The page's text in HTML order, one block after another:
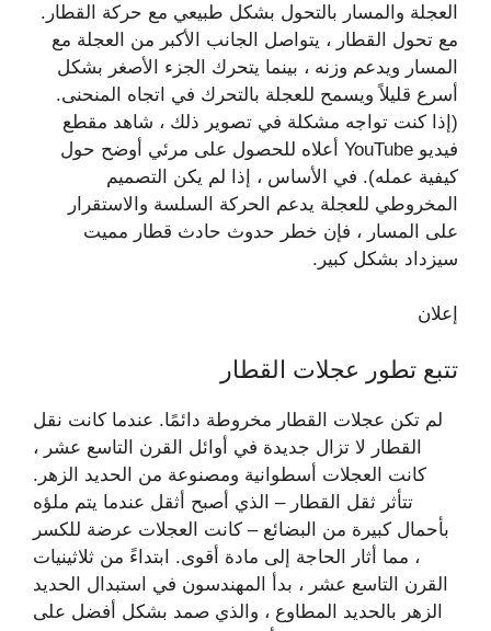
العجلة والمسار بالتحول بشكل طبيعي مع حركة القطار.
مع تحول القطار ، يتواصل الجانب الأكبر من العجلة مع
المسار ويدعم وزنه ، بينما يتحرك الجزء الأصغر بشكل
أسرع قليلاً ويسمح للعجلة بالتحرك في اتجاه المنحنى.
(إذا كنت تواجه مشكلة في تصوير ذلك ، شاهد مقطع
فيديو YouTube أعلاه للحصول على مرئي أوضح حول
كيفية عمله). في الأساس ، إذا لم يكن التصميم
المخروطي للعجلة يدعم الحركة السلسة والاستقرار
على المسار ، فإن خطر حدوث حادث قطار مميت
سيزداد بشكل كبير.
إعلان
تتبع تطور عجلات القطار
لم تكن عجلات القطار مخروطة دائمًا. عندما كانت نقل
القطار لا تزال جديدة في أوائل القرن التاسع عشر ،
كانت العجلات أسطوانية ومصنوعة من الحديد الزهر.
تتأثر ثقل القطار – الذي أصبح أثقل عندما يتم ملؤه
بأحمال كبيرة من البضائع – كانت العجلات عرضة للكسر
، مما أثار الحاجة إلى مادة أقوى. ابتداءً من ثلاثينيات
القرن التاسع عشر ، بدأ المهندسون في استبدال الحديد
الزهر بالحديد المطاوع ، والذي صمد بشكل أفضل على